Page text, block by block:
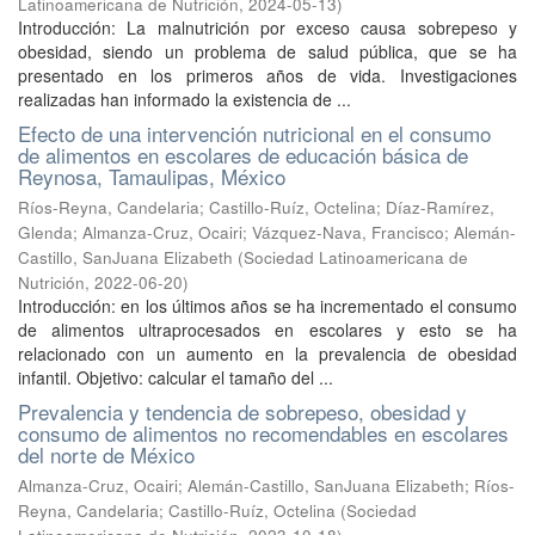
Introducción: La malnutrición por exceso causa sobrepeso y
obesidad, siendo un problema de salud pública, que se ha
presentado en los primeros años de vida. Investigaciones
realizadas han informado la existencia de ...
Efecto de una intervención nutricional en el consumo
de alimentos en escolares de educación básica de
Reynosa, Tamaulipas, México
Ríos-Reyna, Candelaria; Castillo-Ruíz, Octelina; Díaz-Ramírez,
Glenda; Almanza-Cruz, Ocairi; Vázquez-Nava, Francisco; Alemán-
Castillo, SanJuana Elizabeth (Sociedad Latinoamericana de
Nutrición, 2022-06-20)
Introducción: en los últimos años se ha incrementado el consumo
de alimentos ultraprocesados en escolares y esto se ha
relacionado con un aumento en la prevalencia de obesidad
infantil. Objetivo: calcular el tamaño del ...
Prevalencia y tendencia de sobrepeso, obesidad y
consumo de alimentos no recomendables en escolares
del norte de México
Almanza-Cruz, Ocairi; Alemán-Castillo, SanJuana Elizabeth; Ríos-
Reyna, Candelaria; Castillo-Ruíz, Octelina (Sociedad